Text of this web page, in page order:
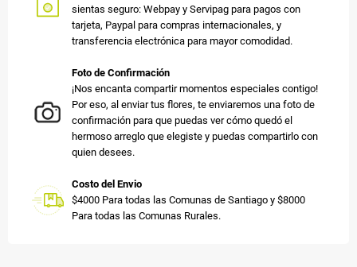
sientas seguro: Webpay y Servipag para pagos con
tarjeta, Paypal para compras internacionales, y
transferencia electrónica para mayor comodidad.
Foto de Confirmación
¡Nos encanta compartir momentos especiales contigo!
Por eso, al enviar tus flores, te enviaremos una foto de
confirmación para que puedas ver cómo quedó el
hermoso arreglo que elegiste y puedas compartirlo con
quien desees.
Costo del Envio
$4000 Para todas las Comunas de Santiago y $8000
Para todas las Comunas Rurales.